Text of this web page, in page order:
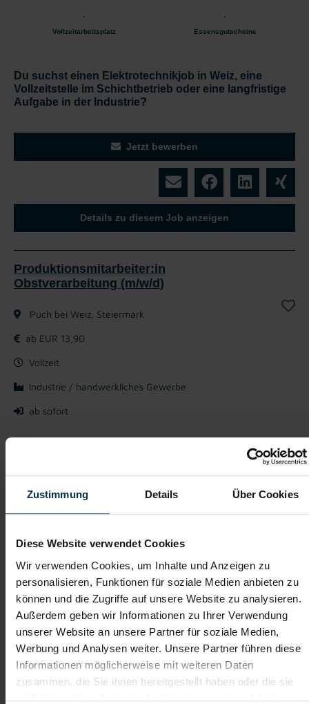
Zustimmung Details Über Cookies
Diese Website verwendet Cookies
Wir verwenden Cookies, um Inhalte und Anzeigen zu
personalisieren, Funktionen für soziale Medien anbieten zu
können und die Zugriffe auf unsere Website zu analysieren.
Außerdem geben wir Informationen zu Ihrer Verwendung
unserer Website an unsere Partner für soziale Medien,
Werbung und Analysen weiter. Unsere Partner führen diese
Informationen möglicherweise mit weiteren Daten
zusammen, die Sie ihnen bereitgestellt haben oder die sie
Vollzeitarbeitsplatz Essensgutscheine
Du suchst einen Elektrotechnikjob in Weiz, eine
Vollzeitstelle im Schichtbetrieb oder eine langfristige
Aufgabe in der Industrie?
Jetzt bewerben
Details zu diesem Job anzeigen
Produktionsmitarbeiter:in
Obstverarbeitung (m/w/d)
Puch bei Weiz, Steiermark
ab EUR 13,90
Vollzeit
Industrie / handwerkliches Gewerbe
ab sofort
Deine Aufgaben – Mitarbeit in der Produktion
Sortieren und Verarbeiten von Obst
Mitarbeit an Produktions- und Verpackungslinien
Kontrolle der Qualität der Produkte
Verpacken und Vorbereiten für den Versand
Unterstützung im laufenden Produktionsprozess
Vollzeitarbeitsplatz
Kostenlose, regionale
Du suchst einen Job in der Produktion, eine einfache